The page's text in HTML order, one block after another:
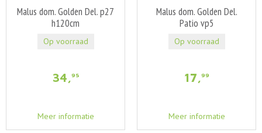
Malus dom. Golden Del. p27
h120cm
34,95
Meer informatie
Op voorraad
Malus dom. Golden Del.
Patio vp5
17,99
Meer informatie
Op voorraad